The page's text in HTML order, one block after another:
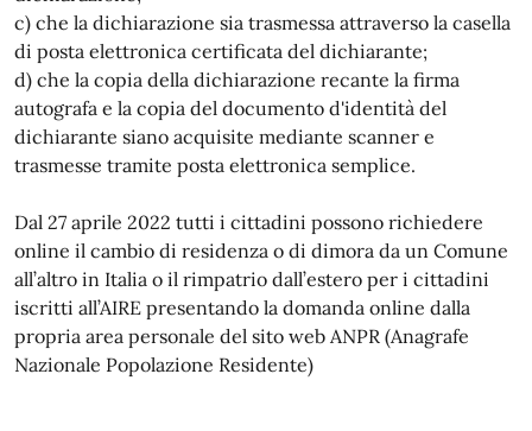
c) che la dichiarazione sia trasmessa attraverso la casella
di posta elettronica certificata del dichiarante;
d) che la copia della dichiarazione recante la firma
autografa e la copia del documento d'identità del
dichiarante siano acquisite mediante scanner e
trasmesse tramite posta elettronica semplice.
Dal 27 aprile 2022 tutti i cittadini possono richiedere
online il cambio di residenza o di dimora da un Comune
all’altro in Italia o il rimpatrio dall’estero per i cittadini
iscritti all’AIRE presentando la domanda online dalla
propria area personale del sito web ANPR (Anagrafe
Nazionale Popolazione Residente)